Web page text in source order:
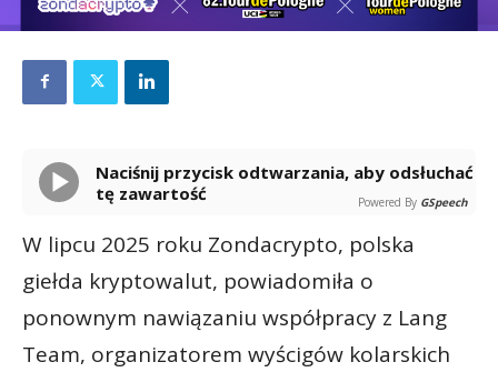
Naciśnij przycisk odtwarzania, aby odsłuchać
tę zawartość
Powered By GSpeech
W lipcu 2025 roku Zondacrypto, polska
giełda kryptowalut, powiadomiła o
ponownym nawiązaniu współpracy z Lang
Team, organizatorem wyścigów kolarskich